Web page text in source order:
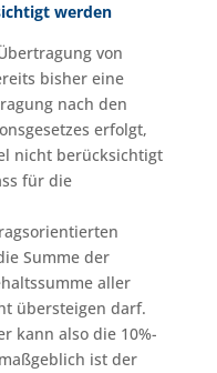
werden
von
bisher eine
nach den
erfolgt,
nicht berücksichtigt
für die
Summe der
aller
übersteigen darf.
kann also die 10%-
ist der